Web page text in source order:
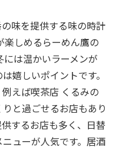
味を提供する味の時計
楽しめるらーめん鷹の
は温かいラーメンが
嬉しいポイントです。
えば喫茶店 くるみの
と過ごせるお店もあり
するお店も多く、日替
ューが人気です。居酒